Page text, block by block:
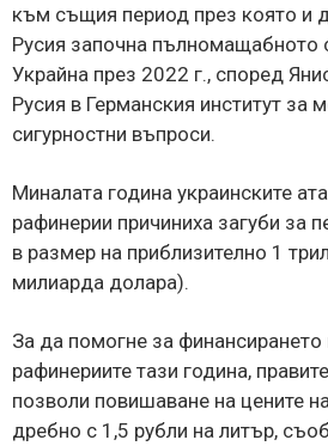
към същия период през която и
Русия започна пълномащабното
Украйна през 2022 г., според
Русия в Германския институт за
сигурностни въпроси.
Миналата година украинските
рафинерии причиниха загуби за
в размер на приблизително 1
милиарда долара).
За да помогне за финансирането
рафинериите тази година,
позволи повишаване на цените
дребно с 1,5 рубли на литър,